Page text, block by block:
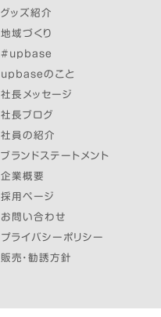
グッズ紹介
地域づくり
#upbase
upbaseのこと
社長メッセージ
社長ブログ
社員の紹介
ブランドステートメント
企業概要
採用ページ
お問い合わせ
プライバシーポリシー
販売・勧誘方針